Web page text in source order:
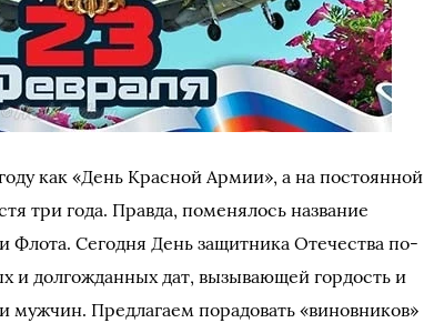
как «День Красной Армии», а на постоянной
три года. Правда, поменялось название
Сегодня День защитника Отечества по-
и долгожданных дат, вызывающей гордость и
мужчин. Предлагаем порадовать «виновников»